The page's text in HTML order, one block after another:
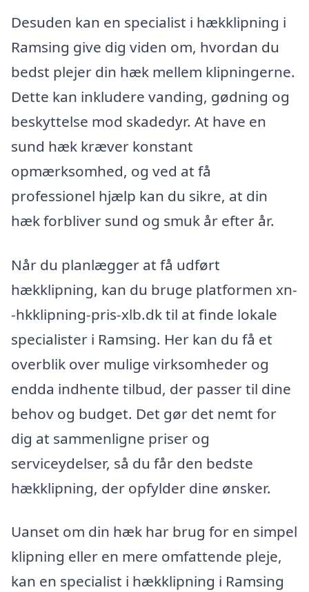
Desuden kan en specialist i hækklipning i
Ramsing give dig viden om, hvordan du
bedst plejer din hæk mellem klipningerne.
Dette kan inkludere vanding, gødning og
beskyttelse mod skadedyr. At have en
sund hæk kræver konstant
opmærksomhed, og ved at få
professionel hjælp kan du sikre, at din
hæk forbliver sund og smuk år efter år.
Når du planlægger at få udført
hækklipning, kan du bruge platformen xn-
-hkklipning-pris-xlb.dk til at finde lokale
specialister i Ramsing. Her kan du få et
overblik over mulige virksomheder og
endda indhente tilbud, der passer til dine
behov og budget. Det gør det nemt for
dig at sammenligne priser og
serviceydelser, så du får den bedste
hækklipning, der opfylder dine ønsker.
Uanset om din hæk har brug for en simpel
klipning eller en mere omfattende pleje,
kan en specialist i hækklipning i Ramsing